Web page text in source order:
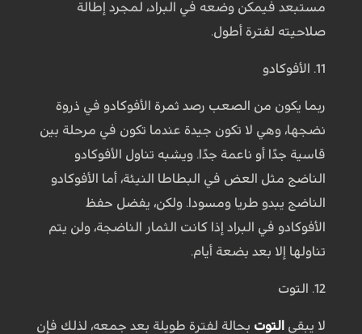
مستبعد فيمكن وضعه في البراد، لمجرد إطالة
صلاحيته لفترة أطول.
11. الأفوكادو
ربما يكون من الصعب رصد ثمرة الأفوكادو في ذروة
نضجها، وهي لا تكون جيدة عندما تكون في مرحلة بين
قاسية جدًا أو ناعمة جدًا. ويشبه تناول الأفوكادو
الناضج مثل العض في البطاطا النيئة، أما الأفوكادو
الناضج يبدو طريا ومسودا. ولكن، يفضل حفظ
الأفوكادو في البراد إذا كانت الثمار الناضجة، ولن يتم
تناولها إلا بعد بضعة أيام.
12. التوت
لا يبقى التوت بحالة لفترة طويلة بعد جمعه، لذلك فإن